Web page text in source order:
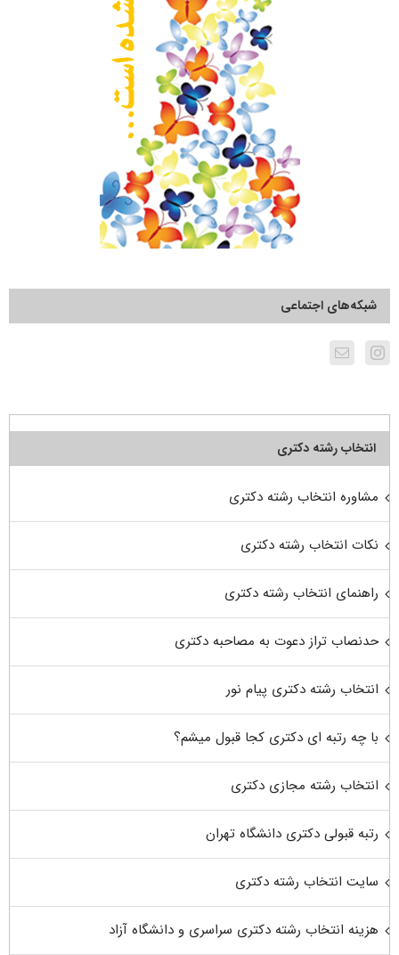
شبکه‌های اجتماعی
انتخاب رشته دکتری
مشاوره انتخاب رشته دکتری
نکات انتخاب رشته دکتری
راهنمای انتخاب رشته دکتری
حدنصاب تراز دعوت به مصاحبه دکتری
انتخاب رشته دکتری پیام نور
با چه رتبه ای دکتری کجا قبول میشم؟
انتخاب رشته مجازی دکتری
رتبه قبولی دکتری دانشگاه تهران
سایت انتخاب رشته دکتری
هزینه انتخاب رشته دکتری سراسری و دانشگاه آزاد